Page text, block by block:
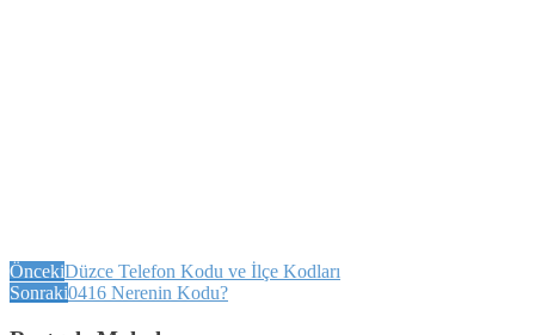
ÖncekiDüzce Telefon Kodu ve İlçe Kodları
Sonraki0416 Nerenin Kodu?